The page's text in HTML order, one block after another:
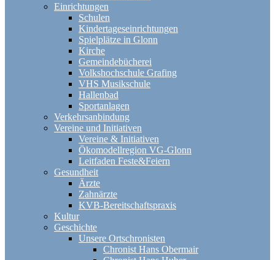
Einrichtungen
Schulen
Kindertageseinrichtungen
Spielplätze in Glonn
Kirche
Gemeindebücherei
Volkshochschule Grafing
VHS Musikschule
Hallenbad
Sportanlagen
Verkehrsanbindung
Vereine und Initiativen
Vereine & Initiativen
Ökomodellregion VG-Glonn
Leitfaden Feste&Feiern
Gesundheit
Ärzte
Zahnärzte
KVB-Bereitschaftspraxis
Kultur
Geschichte
Unsere Ortschronisten
Chronist Hans Obermair